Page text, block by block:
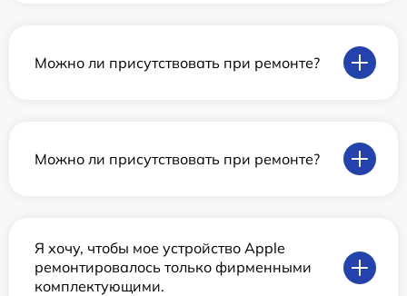
Можно ли присутствовать при ремонте?
Можно ли присутствовать при ремонте?
Я хочу, чтобы мое устройство Apple
ремонтировалось только фирменными
комплектующими.